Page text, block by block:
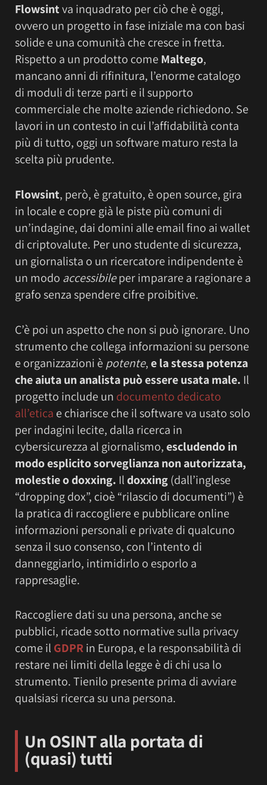
Flowsintva inquadrato per ciò che è oggi,
ovvero un progetto in fase iniziale ma con basi
solide e una comunità che cresce in fretta.
Rispetto a un prodotto come Maltego,
mancano anni di rifinitura, l’enorme catalogo
di moduli di terze parti e il supporto
commerciale che molte aziende richiedono. Se
lavori in un contesto in cui l’affidabilità conta
più di tutto, oggi un software maturo resta la
scelta più prudente.
Flowsint, però, è gratuito, è open source, gira
in locale e copre già le piste più comuni di
un’indagine, dai domini alle email fino ai wallet
di criptovalute. Per uno studente di sicurezza,
un giornalista o un ricercatore indipendente è
un modo accessibileper imparare a ragionare a
grafo senza spendere cifre proibitive.
C’è poi un aspetto che non si può ignorare. Uno
strumento che collega informazioni su persone
e organizzazioni è potente,e la stessa potenza
che aiuta un analista può essere usata male. Il
progetto include un documento dedicato
all’etica e chiarisce che il software va usato solo
per indagini lecite, dalla ricerca in
cybersicurezza al giornalismo,escludendo in
modo esplicito sorveglianza non autorizzata,
molestie o doxxing. Ildoxxing(dall’inglese
“dropping dox”, cioè “rilascio di documenti”) è
la pratica di raccogliere e pubblicare online
informazioni personali e private di qualcuno
senza il suo consenso, con l’intento di
danneggiarlo, intimidirlo o esporlo a
rappresaglie.
Raccogliere dati su una persona, anche se
pubblici, ricade sotto normative sulla privacy
come il GDPRin Europa, e la responsabilità di
restare nei limiti della legge è di chi usa lo
strumento. Tienilo presente prima di avviare
qualsiasi ricerca su una persona.
Un OSINT alla portata di
(quasi) tutti